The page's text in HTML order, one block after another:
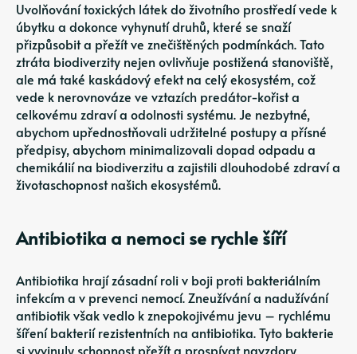
Uvolňování toxických látek do životního prostředí vede k
úbytku a dokonce vyhynutí druhů, které se snaží
přizpůsobit a přežít ve znečištěných podmínkách. Tato
ztráta biodiverzity nejen ovlivňuje postižená stanoviště,
ale má také kaskádový efekt na celý ekosystém, což
vede k nerovnováze ve vztazích predátor-kořist a
celkovému zdraví a odolnosti systému. Je nezbytné,
abychom upřednostňovali udržitelné postupy a přísné
předpisy, abychom minimalizovali dopad odpadu a
chemikálií na biodiverzitu a zajistili dlouhodobé zdraví a
životaschopnost našich ekosystémů.
Antibiotika a nemoci se rychle šíří
Antibiotika hrají zásadní roli v boji proti bakteriálním
infekcím a v prevenci nemocí. Zneužívání a nadužívání
antibiotik však vedlo k znepokojivému jevu – rychlému
šíření bakterií rezistentních na antibiotika. Tyto bakterie
si vyvinuly schopnost přežít a prospívat navzdory